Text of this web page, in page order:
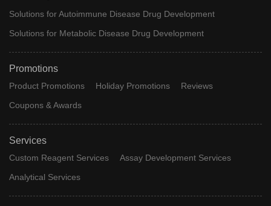
Solutions for Autoimmune Disease Drug Development
Solutions for Metabolic Disease Drug Development
Promotions
Product Promotions Holiday Promotions
Reviews
Coupons & Awards
Services
Custom Reagent Services
Assay Development Services
Analytical Services